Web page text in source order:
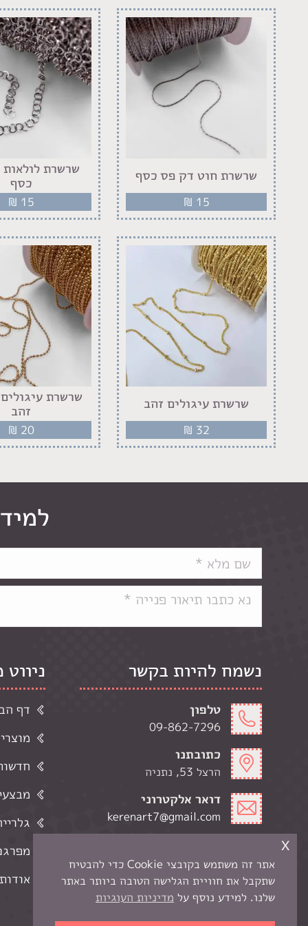
שרשרת חוט דק פס כסף
₪ 15
שרשרת לולאות
כסף
₪ 15
שרשרת עיגולים זהב
₪ 32
שרשרת
זהב
₪ 20
נשמח להיות בקשר
טלפון
09-862-7296
כתובתנו
הרצל 53, נתניה
דואר אלקטרוני
kerenart7@gmail.com
ימי א-ה' 9:00-19:00
ימי ו 9:00-13:00
דף
אתר זה משתמש בקובצי Cookie כדי להבטיח
שתקבל את חוויית הגלישה הטובה ביותר באתר
שלנו. למידע נוסף על מדיניות העוגיות
x